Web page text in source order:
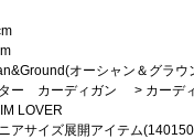
オーシャン＆グラウ
ー カーディガン > カーデ
LOVER
アサイズ展開アイテム